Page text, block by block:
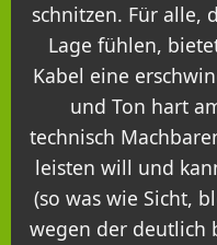
schnitzen. Für alle,
Lage fühlen,
Kabel eine
und Ton hart
technisch
leisten will und
(so was wie Sicht,
wegen der deutlich